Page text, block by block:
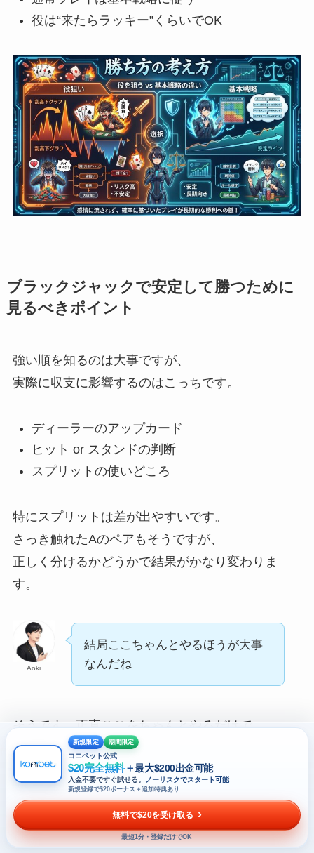
役は“来たらラッキー”くらいでOK
ブラックジャックで安定して勝つために
見るべきポイント
強い順を知るのは大事ですが、
実際に収支に影響するのはこっちです。
ディーラーのアップカード
ヒット or スタンドの判断
スプリットの使いどころ
特にスプリットは差が出やすいです。
さっき触れたAのペアもそうですが、
正しく分けるかどうかで結果がかなり変わりま
す。
Aoki
結局ここちゃんとやるほうが大事
なんだね
そうです。正直ここをちゃんとやるだけで、
変な負け方はかなり減ります。
役だけ気にする
新規限定 期間限定
コニベット公式
$20完全無料＋最大$200出金可能
入金不要ですぐ試せる。 ノーリスクでスタート可能
新規登録で$20ボーナス＋追加特典あり
無料で$20を受け取る
最短1分・登録だけでOK